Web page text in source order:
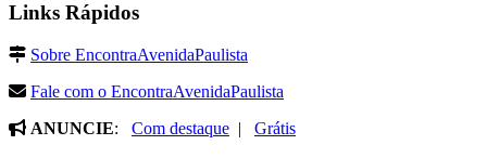
Links Rápidos
Sobre EncontraAvenidaPaulista
Fale com o EncontraAvenidaPaulista
ANUNCIE: Com destaque | Grátis